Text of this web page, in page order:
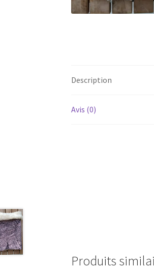
Description
Avis (0)
Produits